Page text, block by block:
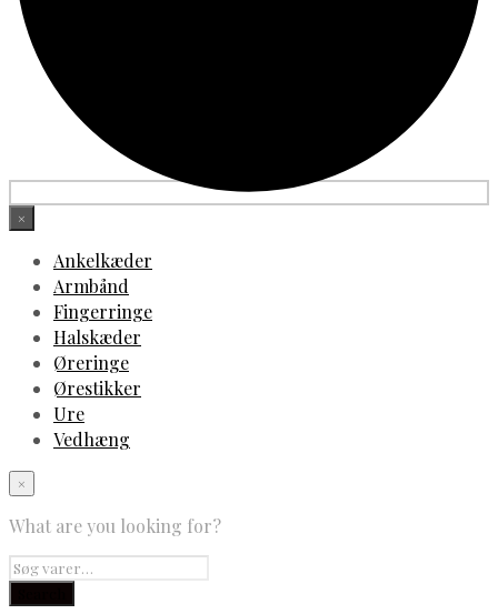
×
Ankelkæder
Armbånd
Fingerringe
Halskæder
Øreringe
Ørestikker
Ure
Vedhæng
×
What are you looking for?